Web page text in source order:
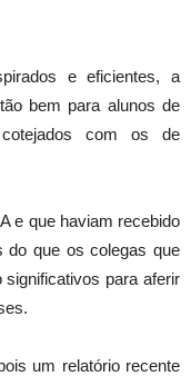
e eficientes, a
bem para alunos de
cotejados com os de
e que haviam recebido
do que os colegas que
para aferir
um relatório recente